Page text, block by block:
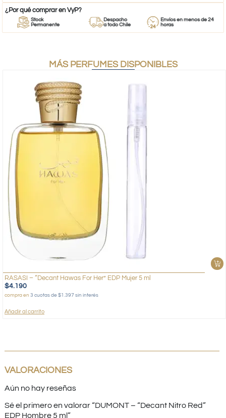
¿Por qué comprar en VyP?
Stock
Permanente
Despacho
a todo Chile
Envíos en menos de 24
horas
MÁS PERFUMES DISPONIBLES
RASASI – “Decant Hawas For Her” EDP Mujer 5 ml
$4.190
compra en 3 cuotas de $1.397 sin interés
Añadir al carrito
VALORACIONES
Aún no hay reseñas
Sé el primero en valorar “DUMONT – “Decant Nitro Red”
EDP Hombre 5 ml”